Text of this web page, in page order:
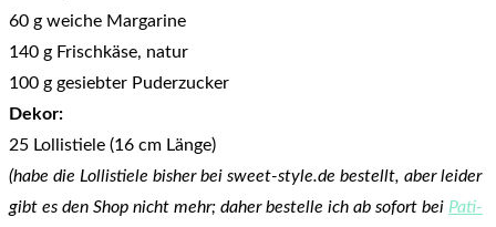
60 g weiche Margarine
140 g Frischkäse, natur
100 g gesiebter Puderzucker
Dekor:
25 Lollistiele (16 cm Länge)
(habe die Lollistiele bisher bei sweet-style.de bestellt, aber leider
gibt es den Shop nicht mehr; daher bestelle ich ab sofort bei Pati-